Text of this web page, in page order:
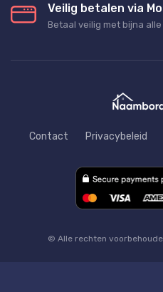
Veilig betalen via
Betaal veilig met bijna
Contact Privacybeleid
© Alle rechten